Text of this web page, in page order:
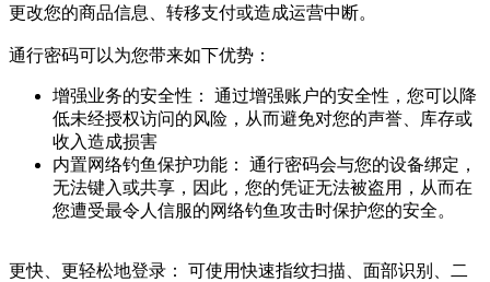
更改您的商品信息、转移支付或造成运营中断。
通行密码可以为您带来如下优势：
增强业务的安全性： 通过增强账户的安全性，您可以降
低未经授权访问的风险，从而避免对您的声誉、库存或
收入造成损害
内置网络钓鱼保护功能： 通行密码会与您的设备绑定，
无法键入或共享，因此，您的凭证无法被盗用，从而在
您遭受最令人信服的网络钓鱼攻击时保护您的安全。
更快、更轻松地登录： 可使用快速指纹扫描、面部识别、二